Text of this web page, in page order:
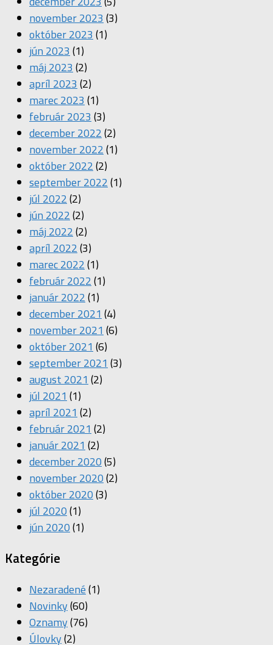
november 2023 (3)
október 2023 (1)
jún 2023 (1)
máj 2023 (2)
apríl 2023 (2)
marec 2023 (1)
február 2023 (3)
december 2022(2)
november 2022(1)
október 2022(2)
september 2022(1)
júl 2022(2)
jún 2022(2)
máj 2022(2)
apríl 2022(3)
marec 2022(1)
február 2022(1)
január 2022(1)
december 2021 (4)
november 2021 (6)
október 2021 (6)
september 2021 (3)
august 2021 (2)
júl 2021 (1)
apríl 2021 (2)
február 2021 (2)
január 2021 (2)
december 2020(5)
november 2020(2)
október 2020(3)
júl 2020(1)
jún 2020(1)
Kategórie
Nezaradené(1)
Novinky(60)
Oznamy(76)
Úlovky(2)